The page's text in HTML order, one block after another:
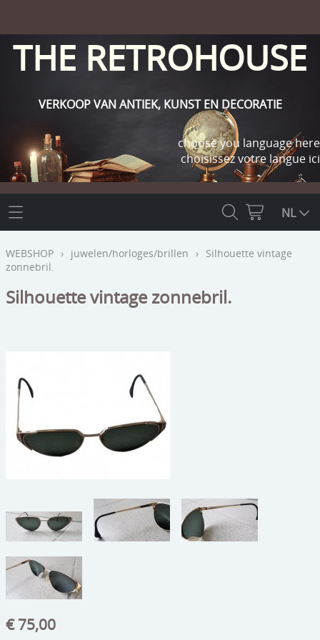
THE RETROHOUSE
VERKOOP VAN ANTIEK, KUNST EN DECORATIE
choose you language here
choisissez votre langue ici
THE RETROHOUSE
WEBSHOP
religie
reclamevoorwerpen/merken
schilderijen
juwelen/horloges/brillen
medailles/munten/bankbiljetten
ets/tekening/litho/gravure
glaswerk
lamp/luchter
NL
WEBSHOP › juwelen/horloges/brillen › Silhouette vintage
zonnebril.
Silhouette vintage zonnebril.
€ 75,00